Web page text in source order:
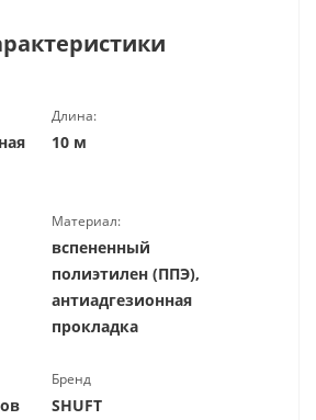
Длина:
10 м
Материал:
вспененный
полиэтилен (ППЭ),
антиадгезионная
прокладка
Бренд
SHUFT